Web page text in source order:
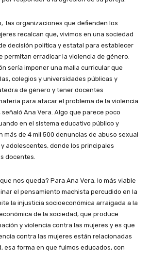
las organizaciones que defienden los
recalcan que, vivimos en una sociedad
decisión política y estatal para establecer
permitan erradicar la violencia de género.
sería imponer una malla curricular que
colegios y universidades públicas y
de género y tener docentes
para atacar el problema de la violencia
Ana Vera. Algo que parece poco
en el sistema educativo público y
más de 4 mil 500 denuncias de abuso sexual
adolescentes, donde los principales
docentes.
nos queda? Para Ana Vera, lo más viable
el pensamiento machista percudido en la
la injusticia socioeconómica arraigada a la
de la sociedad, que produce
y violencia contra las mujeres y es que
contra las mujeres están relacionadas
esa forma en que fuimos educados, con